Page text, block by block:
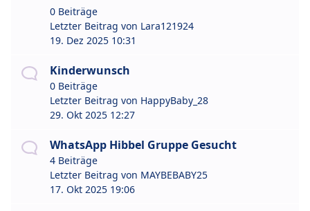
0 Beiträge
Letzter Beitrag von Lara121924
19. Dez 2025 10:31
Kinderwunsch
0 Beiträge
Letzter Beitrag von HappyBaby_28
29. Okt 2025 12:27
WhatsApp Hibbel Gruppe Gesucht
4 Beiträge
Letzter Beitrag von MAYBEBABY25
17. Okt 2025 19:06